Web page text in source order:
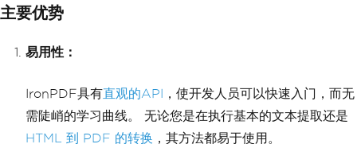
主要优势
易用性：
IronPDF具有直观的API ，使开发人员可以快速入门，而无
需陡峭的学习曲线。 无论您是在执行基本的文本提取还是
HTML 到 PDF 的转换 ，其方法都易于使用。